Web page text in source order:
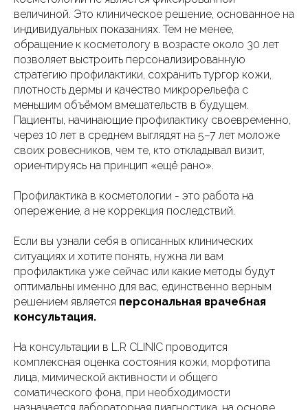
величиной. Это клиническое решение, основанное на
индивидуальных показаниях. Тем не менее,
обращение к косметологу в возрасте около 30 лет
позволяет выстроить персонализированную
стратегию профилактики, сохранить тургор кожи,
плотность дермы и качество микрорельефа с
меньшим объёмом вмешательств в будущем.
Пациенты, начинающие профилактику своевременно,
через 10 лет в среднем выглядят на 5–7 лет моложе
своих ровесников, чем те, кто откладывал визит,
ориентируясь на принцип «ещё рано».
Профилактика в косметологии - это работа на
опережение, а не коррекция последствий.
Если вы узнали себя в описанных клинических
ситуациях и хотите понять, нужна ли вам
профилактика уже сейчас или какие методы будут
оптимальны именно для вас, единственно верным
решением является персональная врачебная
консультация.
На консультации в L.R CLINIC проводится
комплексная оценка состояния кожи, морфотипа
лица, мимической активности и общего
соматического фона, при необходимости